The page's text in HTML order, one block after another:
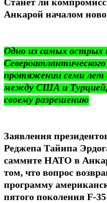
Станет ли
Анкарой началом
Одно из самых острых
протяжении семи лет
между США и Турцией,
своему разрешению
Заявления
Реджепа Тайипа
саммите НАТО в
том, что вопрос
программу
пятого поколения F-